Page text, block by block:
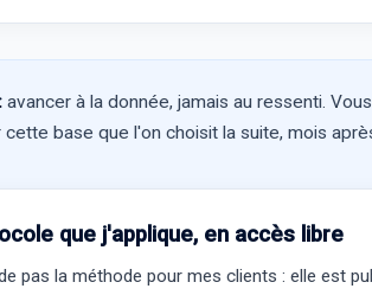
avancer à la donnée, jamais au ressenti.
base que l'on choisit la suite, mois
que j'applique, en accès libre
pas la méthode pour mes clients : elle est